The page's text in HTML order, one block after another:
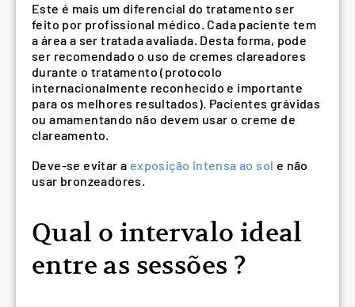
Este é mais um diferencial do tratamento ser
feito por profissional médico. Cada paciente tem
a área a ser tratada avaliada. Desta forma, pode
ser recomendado o uso de cremes clareadores
durante o tratamento (protocolo
internacionalmente reconhecido e importante
para os melhores resultados). Pacientes grávidas
ou amamentando não devem usar o creme de
clareamento.
Deve-se evitar a exposição intensa ao sol e não
usar bronzeadores.
Qual o intervalo ideal
entre as sessões ?